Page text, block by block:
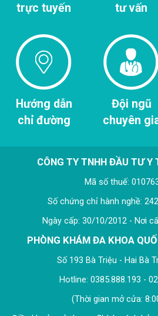
trực tuyến
tư vấn
Hướng dẫn
chỉ đường
Đội ngũ
chuyên
CÔNG TY TNHH ĐẦU TƯ Y
Mã số thuế:
Số chứng chỉ hành nghề:
Ngày cấp: 30/10/2012 - Nơi
PHÒNG KHÁM ĐA KHOA
Số 193 Bà Triệu - Hai Bà
Hotline: 0385.888.193 -
(Thời gian mở cửa: